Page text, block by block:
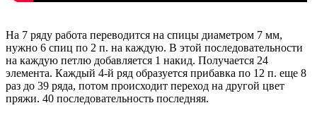
На 7 ряду работа переводится на спицы диаметром 7 мм,
нужно 6 спиц по 2 п. на каждую. В этой последовательности
на каждую петлю добавляется 1 накид. Получается 24
элемента. Каждый 4-й ряд образуется прибавка по 12 п. еще 8
раз до 39 ряда, потом происходит переход на другой цвет
пряжи. 40 последовательность последняя.